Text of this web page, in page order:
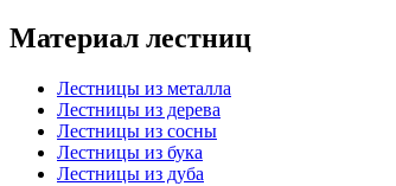
Материал лестниц
Лестницы из металла
Лестницы из дерева
Лестницы из сосны
Лестницы из бука
Лестницы из дуба